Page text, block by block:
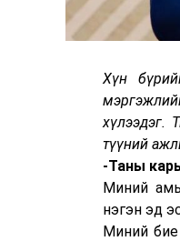
Хүн
хүлээдэг.
түүний
-Таны
Миний
нэгэн эд
Миний бие